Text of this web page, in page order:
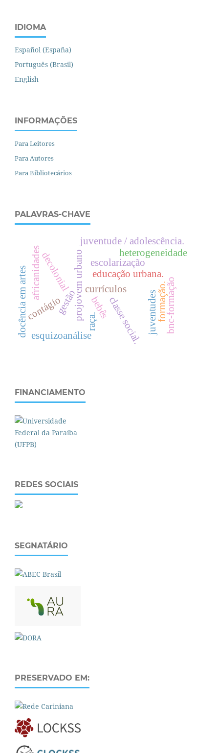
IDIOMA
Español (España)
Português (Brasil)
English
INFORMAÇÕES
Para Leitores
Para Autores
Para Bibliotecários
PALAVRAS-CHAVE
currículos
projovem urbano
juventude / adolescência.
educação urbana.
c
l
a
s
s
e
s
o
c
i
a
l
.
raça.
gestão juventudes
escolarização
heterogeneidade
esquizoanálise
formação.
decolonial
bebês
contágio
africanidades
bnc-formação
docência em artes
FINANCIAMENTO
REDES SOCIAIS
SEGNATÁRIO
PRESERVADO EM: